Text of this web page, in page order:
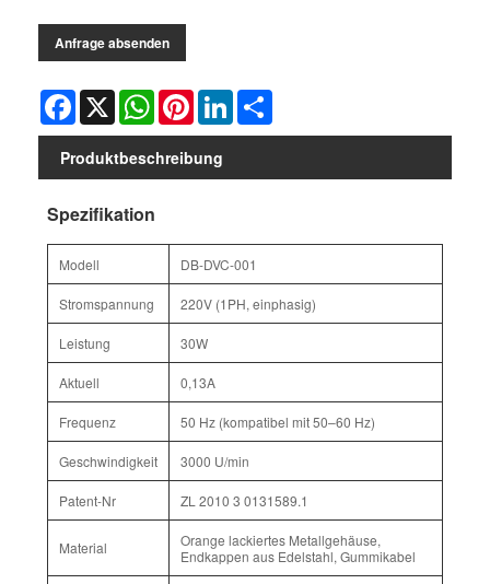
Anfrage absenden
Facebook
X WhatsAppPinterestLinkedIn
Produktbeschreibung
Spezifikation
Modell DB-DVC-001
Stromspannung 220V (1PH, einphasig)
Leistung 30W
Aktuell 0,13A
Frequenz 50 Hz (kompatibel mit 50–60 Hz)
Geschwindigkeit 3000 U/min
Patent-Nr ZL 2010 3 0131589.1
Material
Orange lackiertes Metallgehäuse,
Endkappen aus Edelstahl, Gummikabel